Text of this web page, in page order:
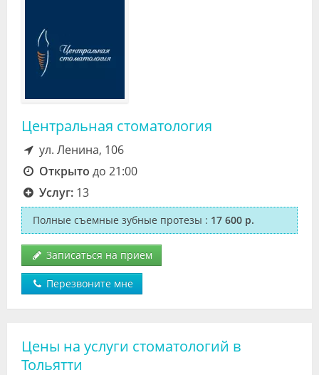
Центральная стоматология
ул. Ленина, 106
Открыто до 21:00
Услуг:13
Полные съемные зубные протезы : 17 600 р.
Записаться на прием
Перезвоните мне
Цены на услуги стоматологий в
Тольятти